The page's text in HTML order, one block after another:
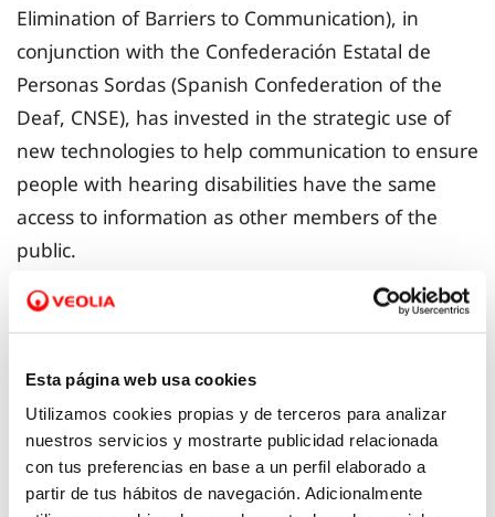
Esta página web usa cookies
Utilizamos cookies propias y de terceros para analizar
nuestros servicios y mostrarte publicidad relacionada
con tus preferencias en base a un perfil elaborado a
partir de tus hábitos de navegación. Adicionalmente
Elimination of Barriers to Communication), in
conjunction with the Confederación Estatal de
Personas Sordas (Spanish Confederation of the
Deaf, CNSE), has invested in the strategic use of
new technologies to help communication to ensure
people with hearing disabilities have the same
access to information as other members of the
public.
We provide the SVIsual service for the deaf in our
Guardamar and Redován. Thus, when a customer
requires a sign language translation to carry out
their transactions in our offices, a video conference
call is placed with a qualified person from Fesord,